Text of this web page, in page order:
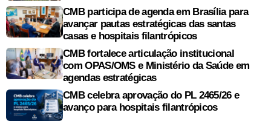
CMB participa de agenda em Brasília para
avançar pautas estratégicas das santas
casas e hospitais filantrópicos
CMB fortalece articulação institucional
com OPAS/OMS e Ministério da Saúde em
agendas estratégicas
CMB celebra aprovação do PL 2465/26 e
avanço para hospitais filantrópicos